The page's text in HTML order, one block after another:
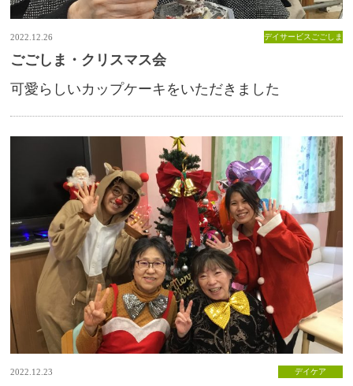
2022.12.26 デイサービスごごしま
ごごしま・クリスマス会
可愛らしいカップケーキをいただきました
2022.12.23 デイケア